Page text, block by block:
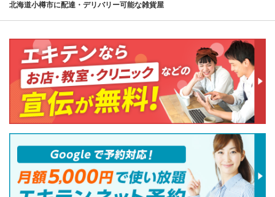
北海道小樽市に配達・デリバリー可能な雑貨屋